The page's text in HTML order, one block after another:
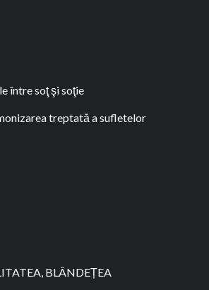
între soţ şi soţie
treptată a sufletelor
BLÂNDEȚEA